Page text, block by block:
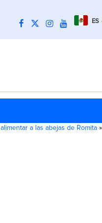
ES
a las abejas de Romita »